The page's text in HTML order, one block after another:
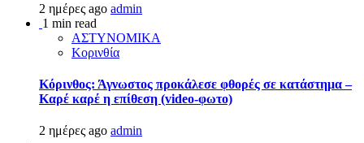
2 ημέρες ago admin
1 min read
ΑΣΤΥΝΟΜΙΚΑ
Κορινθία
Κόρινθος: Άγνωστος προκάλεσε φθορές σε κατάστημα –
Καρέ καρέ η επίθεση (video-φωτο)
2 ημέρες ago admin